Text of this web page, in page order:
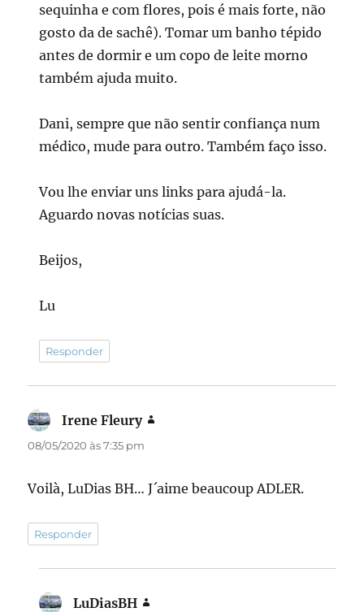
sequinha e com flores, pois é mais forte, não
gosto da de sachê). Tomar um banho tépido
antes de dormir e um copo de leite morno
também ajuda muito.
Dani, sempre que não sentir confiança num
médico, mude para outro. Também faço isso.
Vou lhe enviar uns links para ajudá-la.
Aguardo novas notícias suas.
Beijos,
Lu
Responder
Irene Fleury
08/05/2020 às 7:35 pm
Voilà, LuDias BH… J´aime beaucoup ADLER.
Responder
LuDiasBH